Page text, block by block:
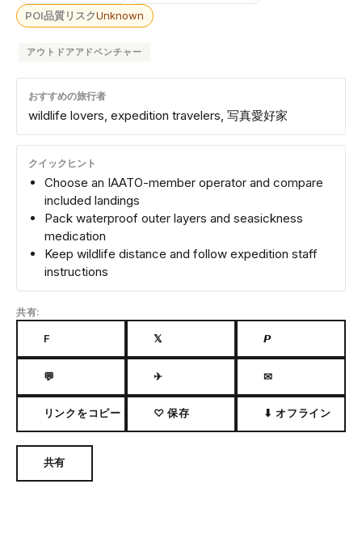
POI品質リスクUnknown
アウトドアアドベンチャー
おすすめの旅行者
wildlife lovers, expedition travelers, 写真愛好家
クイックヒント
Choose an IAATO-member operator and compare
included landings
Pack waterproof outer layers and seasickness
medication
Keep wildlife distance and follow expedition staff
instructions
共有:
F 𝕏 𝙋
💬 ✈ ✉
リンクをコピー ♡ 保存 ⬇ オフライン
共有